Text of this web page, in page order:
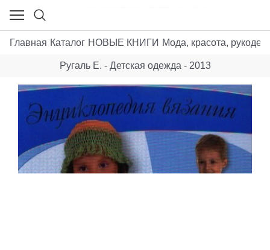
Главная Каталог НОВЫЕ КНИГИ Мода, красота,
Ругаль Е. - Детская одежда - 2013